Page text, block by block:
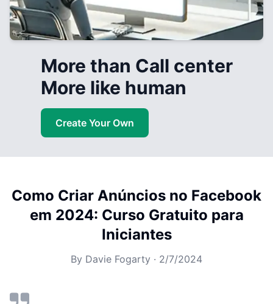
More than Call center
More like human
Create Your Own
Como Criar Anúncios no Facebook
em 2024: Curso Gratuito para
Iniciantes
By Davie Fogarty · 2/7/2024